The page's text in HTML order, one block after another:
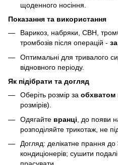
щоденного носіння.
Показання та використання
Варикоз, набряки, СВН,
тромбозів після операцій -
Оптимальні для тривалого
відновного періоду.
Як підібрати та догляд
Оберіть розмір за обхватом
розмірів).
Одягайте вранці , до появи
розподіляйте трикотаж, не
Догляд: делікатне прання до
кондиціонерів; сушити